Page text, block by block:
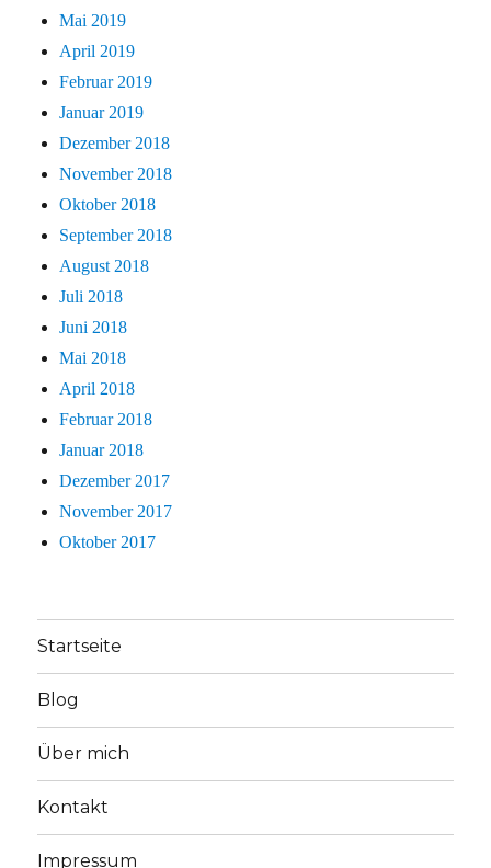
Mai 2019
April 2019
Februar 2019
Januar 2019
Dezember 2018
November 2018
Oktober 2018
September 2018
August 2018
Juli 2018
Juni 2018
Mai 2018
April 2018
Februar 2018
Januar 2018
Dezember 2017
November 2017
Oktober 2017
Startseite
Blog
Über mich
Kontakt
Impressum